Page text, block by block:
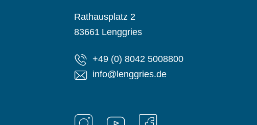
Rathausplatz 2
83661 Lenggries
+49 (0) 8042 5008800
info@lenggries.de